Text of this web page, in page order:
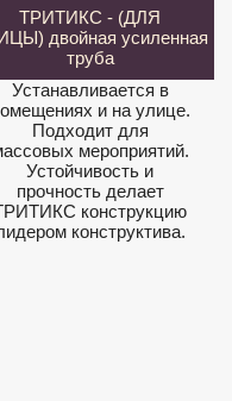
ТРИТИКС - (ДЛЯ
двойная усиленная
труба
Устанавливается в
и на улице.
Подходит для
мероприятий.
Устойчивость и
прочность делает
конструкцию
конструктива.